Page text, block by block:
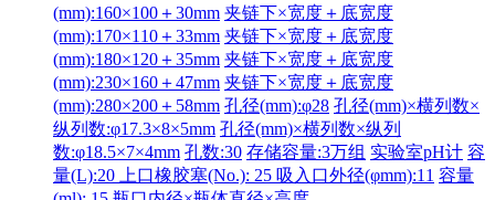
(mm):160×100＋30mm 夹链下×宽度＋底宽度
(mm):170×110＋33mm 夹链下×宽度＋底宽度
(mm):180×120＋35mm 夹链下×宽度＋底宽度
(mm):230×160＋47mm 夹链下×宽度＋底宽度
(mm):280×200＋58mm 孔径(mm):φ28 孔径(mm)×横列数×
纵列数:φ17.3×8×5mm 孔径(mm)×横列数×纵列
数:φ18.5×7×4mm 孔数:30 存储容量:3万组 实验室pH计 容
量(L):20 上口橡胶塞(No.): 25 吸入口外径(φmm):11 容量